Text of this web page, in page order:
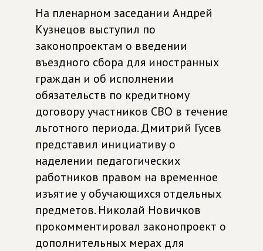
На пленарном заседании Андрей
Кузнецов выступил по
законопроектам о введении
въездного сбора для иностранных
граждан и об исполнении
обязательств по кредитному
договору участников СВО в течение
льготного периода. Дмитрий Гусев
представил инициативу о
наделении педагогических
работников правом на временное
изъятие у обучающихся отдельных
предметов. Николай Новичков
прокомментировал законопроект о
дополнительных мерах для